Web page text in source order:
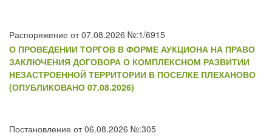
Распоряжение от 07.08.2026 №:1/6915
О ПРОВЕДЕНИИ ТОРГОВ В ФОРМЕ АУКЦИОНА НА ПРАВО
ЗАКЛЮЧЕНИЯ ДОГОВОРА О КОМПЛЕКСНОМ РАЗВИТИИ
НЕЗАСТРОЕННОЙ ТЕРРИТОРИИ В ПОСЕЛКЕ ПЛЕХАНОВО
(ОПУБЛИКОВАНО 07.08.2026)
Постановление от 06.08.2026 №:305